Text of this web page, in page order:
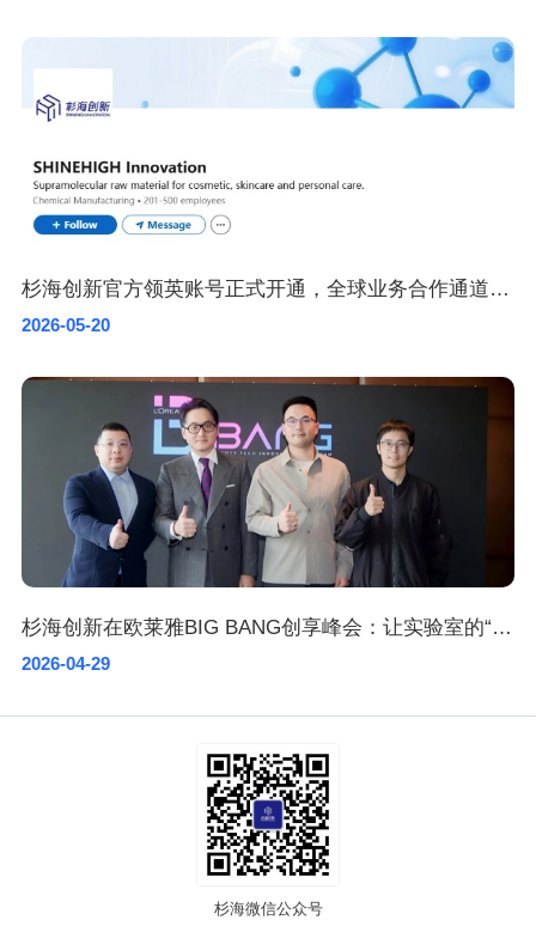
杉海创新官方领英账号正式开通，全球业务合作通道加速开启
2026-05-20
杉海创新在欧莱雅BIG BANG创享峰会：让实验室的“不可能”成为全球消费者的卓越产品
2026-04-29
杉海微信公众号